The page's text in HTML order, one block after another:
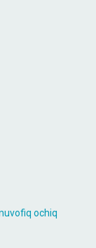
ochiq